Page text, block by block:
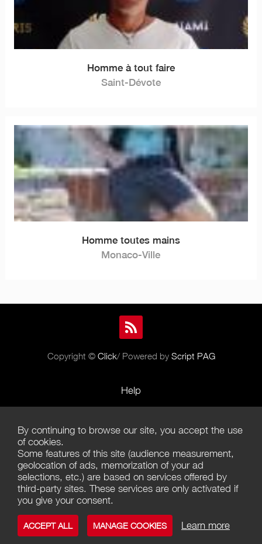
Homme à tout faire
Saint-Dévote
Homme toutes mains
Monaco-Ville
Copyright © Click/ Powered by Script PAG
Help
Terms of Use
Terms of Sales
Privacy Policy
Management of cookies
Contact us
By continuing to browse our site, you accept the use
of cookies.
Some features of this site (audience measurement,
geolocation of ads, memorization of your ad
selections, etc.) are based on services offered by
third-party sites. These services are only activated if
you give your consent.
ACCEPT ALL MANAGE COOKIES Learn more